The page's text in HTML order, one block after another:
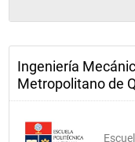
Ingeniería
Metropolitano de